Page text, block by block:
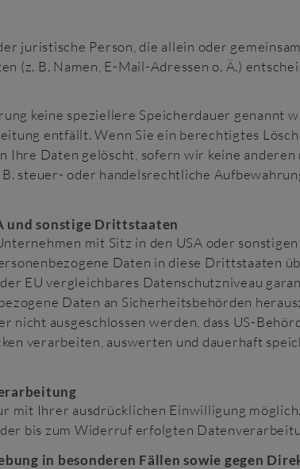
juristische Person, die allein oder
(z. B. Namen, E-Mail-Adressen o. Ä.)
keine speziellere Speicherdauer genannt
entfällt. Wenn Sie ein berechtigtes
Daten gelöscht, sofern wir keine
steuer- oder handelsrechtliche
und sonstige Drittstaaten
mit Sitz in den USA oder
Daten in diese Drittstaaten
EU vergleichbares Datenschutzniveau
Daten an Sicherheitsbehörden
nicht ausgeschlossen werden, dass US-
verarbeiten, auswerten und dauerhaft
mit Ihrer ausdrücklichen Einwilligung
bis zum Widerruf erfolgten
in besonderen Fällen sowie gegen